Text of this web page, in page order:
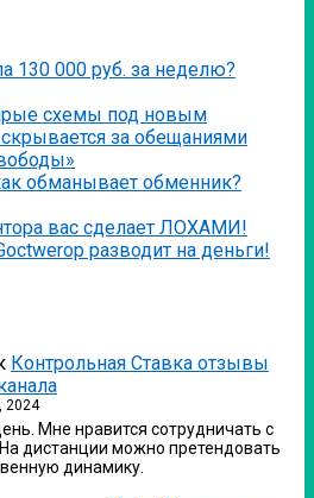
130 000 руб. за неделю?
схемы под новым
за обещаниями
обманывает обменник?
вас сделает ЛОХАМИ!
разводит на деньги!
Контрольная Ставка отзывы
2024
Мне нравится сотрудничать с
дистанции можно претендовать
динамику.